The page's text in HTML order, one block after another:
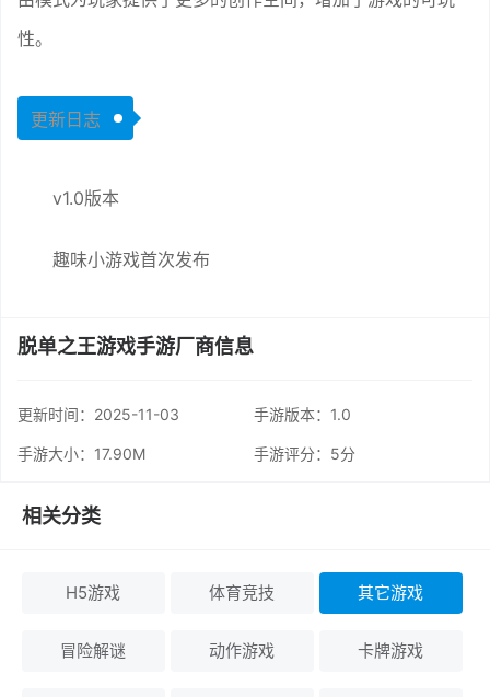
性。
更新日志
v1.0版本
趣味小游戏首次发布
脱单之王游戏手游厂商信息
更新时间： 2025-11-03 手游版本：1.0
手游大小：17.90M 手游评分： 5分
相关分类
H5游戏 体育竞技 其它游戏
冒险解谜 动作游戏 卡牌游戏